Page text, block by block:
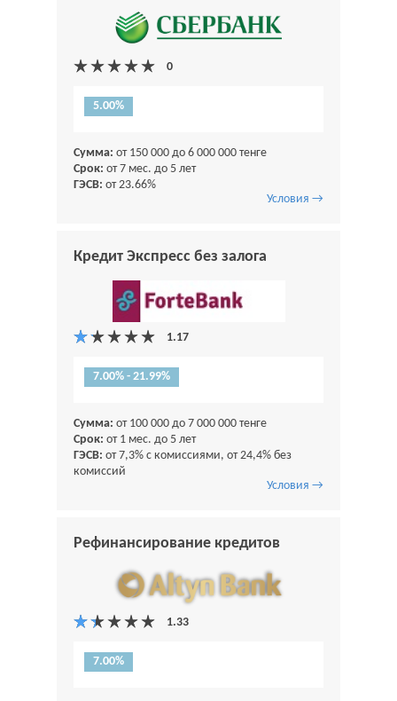
5.00%
Сумма: от 150 000 до 6 000 000 тенге
Срок: от 7 мес. до 5 лет
ГЭСВ: от 23.66%
Условия →
Кредит Экспресс без залога
7.00% - 21.99%
Сумма: от 100 000 до 7 000 000 тенге
Срок: от 1 мес. до 5 лет
ГЭСВ: от 7,3% с комиссиями, от 24,4% без
комиссий
Условия →
Рефинансирование кредитов
7.00%